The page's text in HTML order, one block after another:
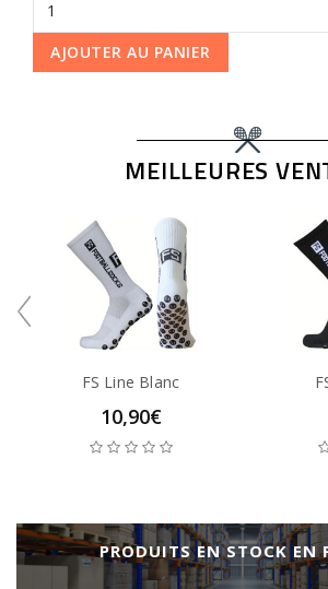
AJOUTER AU PANIER
MEILLEURES
FS Line Blanc
10,90€
PRODUITS EN STOCK EN